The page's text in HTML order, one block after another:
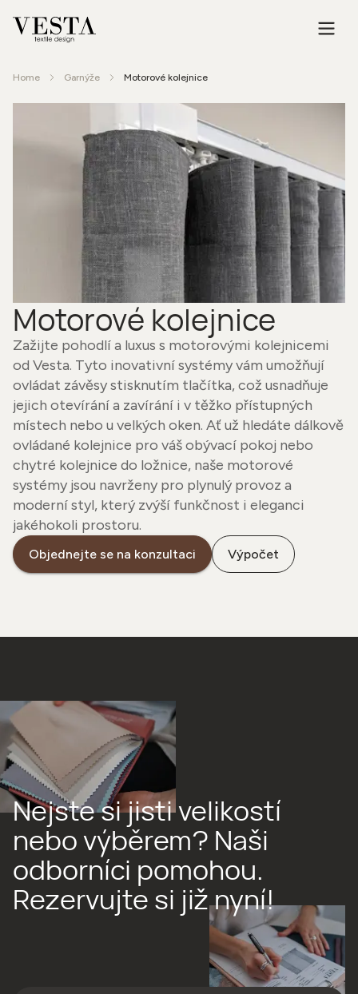
Home Garnýže Motorové kolejnice
Motorové kolejnice
Zažijte pohodlí a luxus s motorovými kolejnicemi
od Vesta. Tyto inovativní systémy vám umožňují
ovládat závěsy stisknutím tlačítka, což usnadňuje
jejich otevírání a zavírání i v těžko přístupných
místech nebo u velkých oken. Ať už hledáte dálkově
ovládané kolejnice pro váš obývací pokoj nebo
chytré kolejnice do ložnice, naše motorové
systémy jsou navrženy pro plynulý provoz a
moderní styl, který zvýší funkčnost i eleganci
jakéhokoli prostoru.
Objednejte se na konzultaci Výpočet
Nejste si jisti velikostí
nebo výběrem? Naši
odborníci pomohou.
Rezervujte si již nyní!